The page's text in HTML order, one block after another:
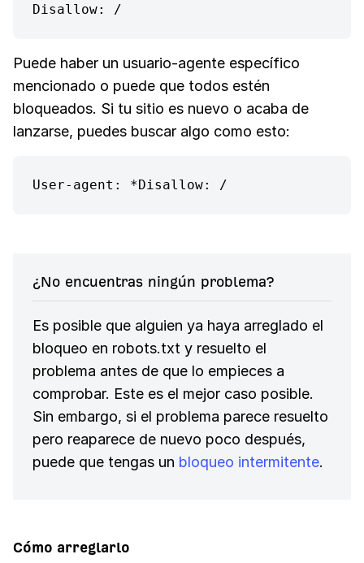
Disallow: /
Puede haber un usuario-agente específico
mencionado o puede que todos estén
bloqueados. Si tu sitio es nuevo o acaba de
lanzarse, puedes buscar algo como esto:
User-agent: *Disallow: /
¿No encuentras ningún problema?
Es posible que alguien ya haya arreglado el
bloqueo en robots.txt y resuelto el
problema antes de que lo empieces a
comprobar. Este es el mejor caso posible.
Sin embargo, si el problema parece resuelto
pero reaparece de nuevo poco después,
puede que tengas un bloqueo intermitente.
Cómo arreglarlo